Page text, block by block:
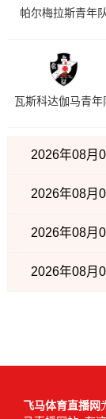
帕尔梅拉斯青年队
瓦斯科达伽马青年
2026年08月
2026年08月
2026年08月
2026年08月
飞马体育直播网